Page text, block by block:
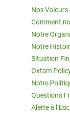
Nos
Comment
Notre
Notre
Situation
Oxfam
Notre
Questions
Alerte à